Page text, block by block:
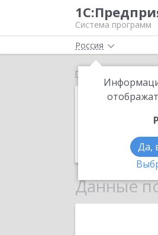
Система программ
Россия
Да,
Главная
Телефон: +7
Данные